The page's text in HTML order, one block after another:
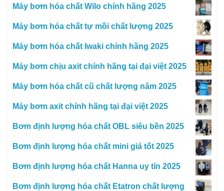
Máy bơm hóa chất Wilo chính hãng 2025
Máy bơm hóa chất tự mồi chất lượng 2025
Máy bơm hóa chất Iwaki chính hãng 2025
Máy bơm chịu axit chính hãng tại đại việt 2025
Máy bơm hóa chất cũ chất lượng năm 2025
Máy bơm axit chính hãng tại đại việt 2025
Bơm định lượng hóa chất OBL siêu bền 2025
Bơm định lượng hóa chất mini giá tốt 2025
Bơm định lượng hóa chất Hanna uy tín 2025
Bơm định lượng hóa chất Etatron chất lượng